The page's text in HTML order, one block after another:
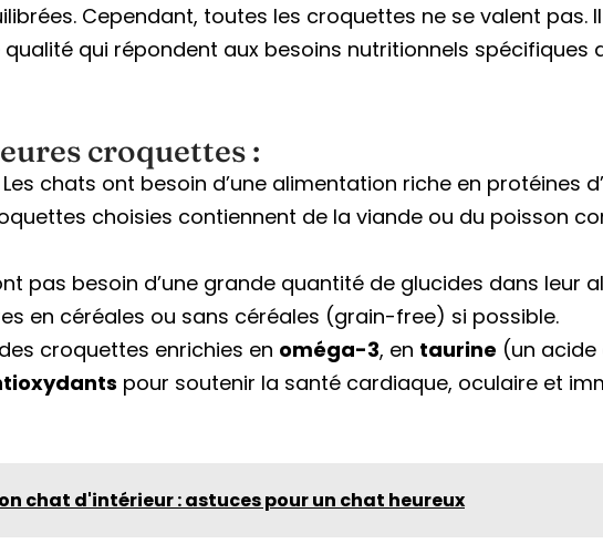
Cependant, toutes les croquettes ne se valent pas.
qui répondent aux besoins nutritionnels spécifiques
croquettes :
Les chats ont besoin d’une alimentation riche en protéines
choisies contiennent de la viande ou du poisson
pas besoin d’une grande quantité de glucides dans leur
en céréales ou sans céréales (grain-free) si possible.
croquettes enrichies en oméga-3, en taurine (un acide
pour soutenir la santé cardiaque, oculaire et
chat d'intérieur : astuces pour un chat heureux